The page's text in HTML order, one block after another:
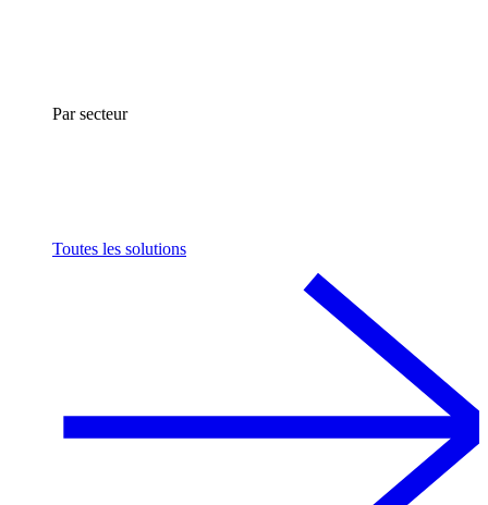
Par secteur
Toutes les solutions